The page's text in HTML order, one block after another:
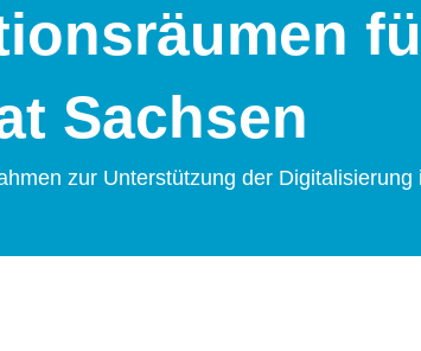
Sachsen
zur Unterstützung der Digitalisierung